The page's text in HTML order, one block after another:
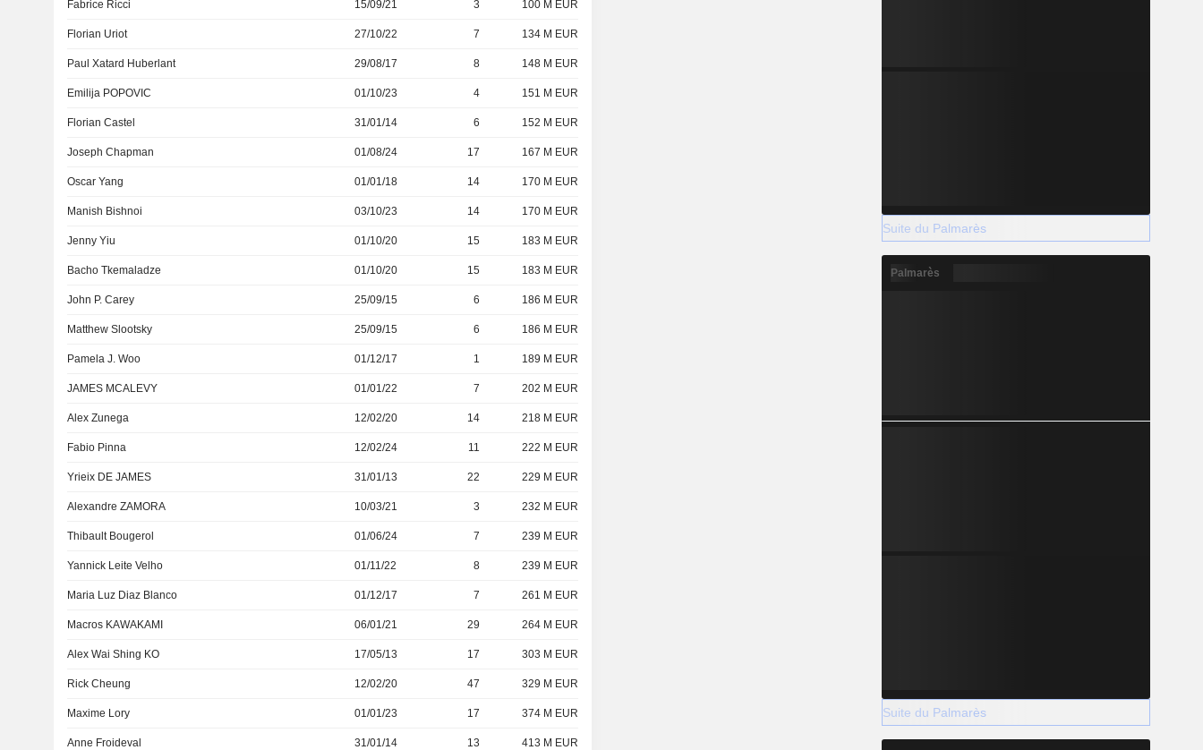
Fabrice Ricci 15/09/21 3 100 M EUR
Florian Uriot 27/10/22 7 134 M EUR
Paul Xatard Huberlant 29/08/17 8 148 M EUR
Emilija POPOVIC 01/10/23 4 151 M EUR
Florian Castel 31/01/14 6 152 M EUR
Joseph Chapman 01/08/24 17 167 M EUR
Oscar Yang 01/01/18 14 170 M EUR
Manish Bishnoi 03/10/23 14 170 M EUR
Jenny Yiu 01/10/20 15 183 M EUR
Bacho Tkemaladze 01/10/20 15 183 M EUR
John P. Carey 25/09/15 6 186 M EUR
Matthew Slootsky 25/09/15 6 186 M EUR
Pamela J. Woo 01/12/17 1 189 M EUR
JAMES MCALEVY 01/01/22 7 202 M EUR
Alex Zunega 12/02/20 14 218 M EUR
Fabio Pinna 12/02/24 11 222 M EUR
Yrieix DE JAMES 31/01/13 22 229 M EUR
Alexandre ZAMORA 10/03/21 3 232 M EUR
Thibault Bougerol 01/06/24 7 239 M EUR
Yannick Leite Velho 01/11/22 8 239 M EUR
Maria Luz Diaz Blanco 01/12/17 7 261 M EUR
Macros KAWAKAMI 06/01/21 29 264 M EUR
Alex Wai Shing KO 17/05/13 17 303 M EUR
Rick Cheung 12/02/20 47 329 M EUR
Maxime Lory 01/01/23 17 374 M EUR
Anne Froideval 31/01/14 13 413 M EUR
Suite du Palmarès
Palmarès
Suite du Palmarès